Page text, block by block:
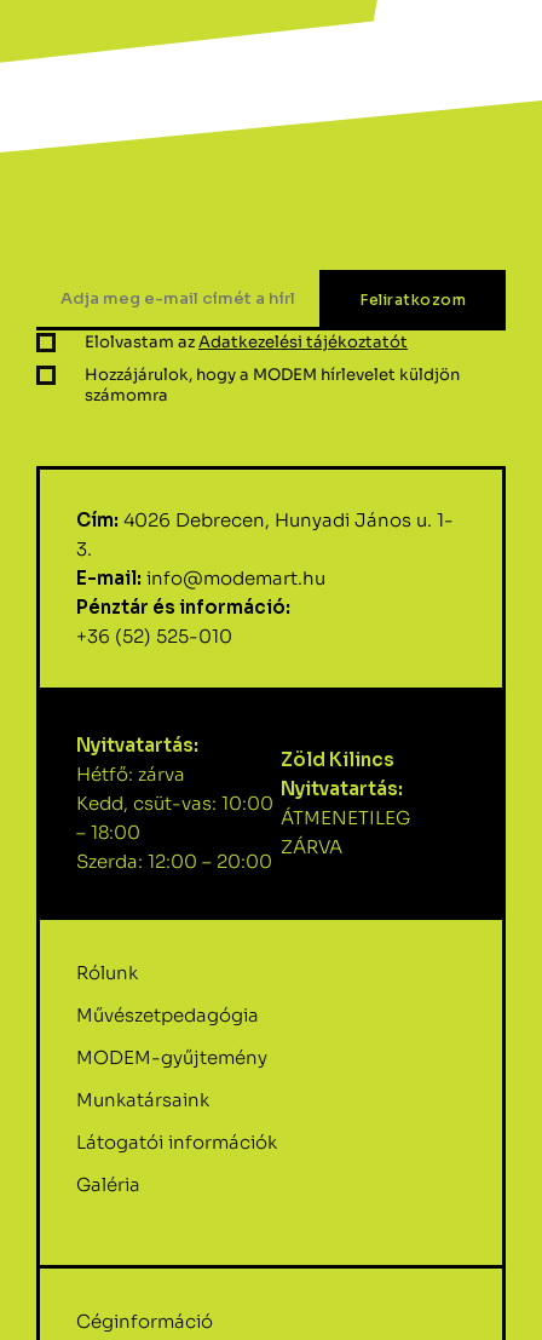
Elolvastam azAdatkezelési tájékoztatót
Hozzájárulok, hogy a MODEM hírlevelet küldjön
számomra
Cím: 4026 Debrecen, Hunyadi János u. 1-
3.
E-mail: info@modemart.hu
Pénztár és információ:
+36 (52) 525-010
Nyitvatartás:
Hétfő: zárva
Kedd, csüt-vas: 10:00
– 18:00
Szerda: 12:00 – 20:00
Zöld Kilincs
Nyitvatartás:
ÁTMENETILEG
ZÁRVA
Rólunk
Művészetpedagógia
MODEM-gyűjtemény
Munkatársaink
Látogatói információk
Galéria
Céginformáció